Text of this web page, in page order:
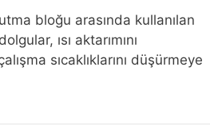
bloğu arasında kullanılan
ısı aktarımını
sıcaklıklarını düşürmeye